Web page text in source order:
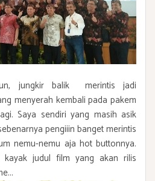
jungkir balik merintis jadi
menyerah kembali pada pakem
Saya sendiri yang masih asik
pengiiin banget merintis
nemu-nemu aja hot buttonnya.
judul film yang akan rilis